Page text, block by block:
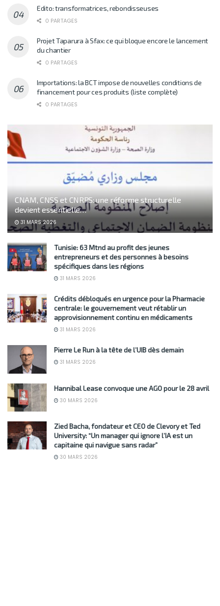
Edito: transformatrices, rebondisseuses
0 PARTAGES
Projet Taparura à Sfax: ce qui bloque encore le lancement
du chantier
0 PARTAGES
Importations: la BCT impose de nouvelles conditions de
financement pour ces produits (liste complète)
0 PARTAGES
CNAM, CNSS et CNRPS: une réforme structurelle
devient essentielle…
31 MARS 2026
Tunisie: 63 Mtnd au profit des jeunes
entrepreneurs et des personnes à besoins
spécifiques dans les régions
31 MARS 2026
Crédits débloqués en urgence pour la Pharmacie
centrale: le gouvernement veut rétablir un
approvisionnement continu en médicaments
31 MARS 2026
Pierre Le Run à la tête de l’UIB dès demain
31 MARS 2026
Hannibal Lease convoque une AGO pour le 28 avril
30 MARS 2026
Zied Bacha, fondateur et CEO de Clevory et Ted
University: “Un manager qui ignore l’IA est un
capitaine qui navigue sans radar”
30 MARS 2026